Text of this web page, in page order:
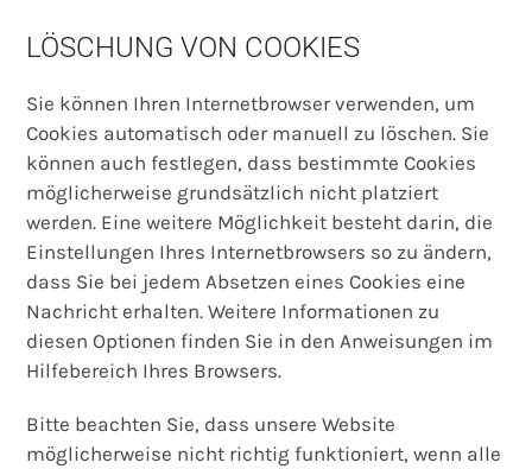
LÖSCHUNG VON COOKIES
Sie können Ihren Internetbrowser verwenden, um
Cookies automatisch oder manuell zu löschen. Sie
können auch festlegen, dass bestimmte Cookies
möglicherweise grundsätzlich nicht platziert
werden. Eine weitere Möglichkeit besteht darin, die
Einstellungen Ihres Internetbrowsers so zu ändern,
dass Sie bei jedem Absetzen eines Cookies eine
Nachricht erhalten. Weitere Informationen zu
diesen Optionen finden Sie in den Anweisungen im
Hilfebereich Ihres Browsers.
Bitte beachten Sie, dass unsere Website
möglicherweise nicht richtig funktioniert, wenn alle